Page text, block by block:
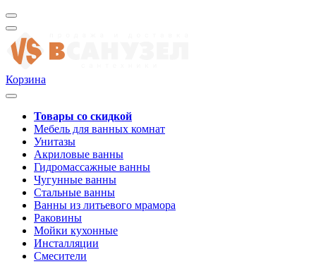
Корзина
Товары со скидкой
Мебель для ванных комнат
Унитазы
Акриловые ванны
Гидромассажные ванны
Чугунные ванны
Стальные ванны
Ванны из литьевого мрамора
Раковины
Мойки кухонные
Инсталляции
Смесители